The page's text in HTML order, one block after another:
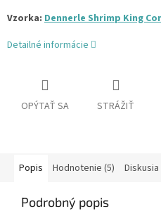
Vzorka: Dennerle Shrimp King
Detailné informácie
OPÝTAŤ SA STRÁŽIŤ
Popis Hodnotenie (5) Diskusia
Podrobný popis